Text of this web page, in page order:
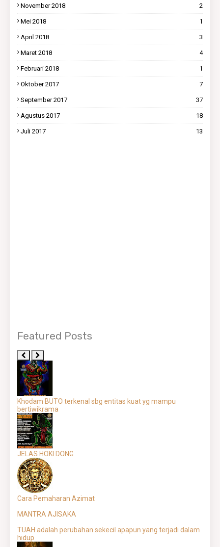
November 2018 2
Mei 2018 1
April 2018 3
Maret 2018 4
Februari 2018 1
Oktober 2017 7
September 2017 37
Agustus 2017 18
Juli 2017 13
Featured Posts
Khodam BUTO terkenal sbg entitas kuat yg mampu
bertiwikrama
JELAS HOKI DONG
Cara Pemaharan Azimat
MANTRA AJISAKA
TUAH adalah perubahan sekecil apapun yang terjadi dalam
hidup